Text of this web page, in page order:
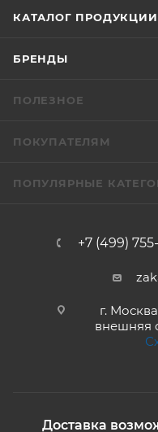
КАТАЛОГ ПРОДУКЦИИ
БРЕНДЫ
ПОЛЕЗНОЕ
ПОКУПАТЕЛЯМ
ПОПУЛЯРНЫЕ
+7 (499)
г.
внешняя
Доставка